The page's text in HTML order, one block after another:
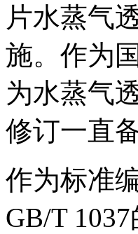
片水蒸气
施。作为
为水蒸气
修订一直
作为标准
GB/T